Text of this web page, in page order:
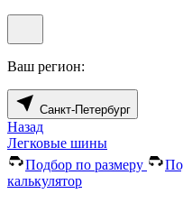
Ваш регион:
Санкт-Петербург
Назад
Легковые шины
Подбор по размеру
калькулятор